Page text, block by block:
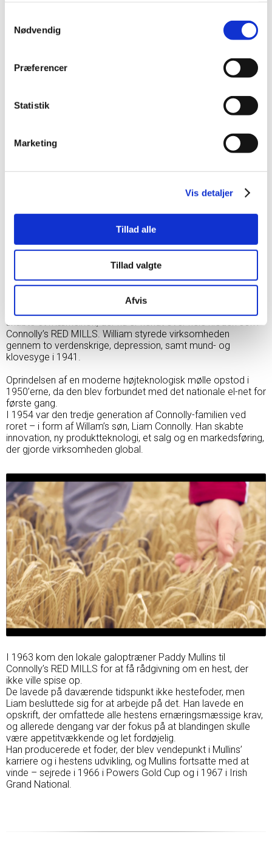
Nødvendig
Præferencer
Statistik
Marketing
Vis detaljer
Tillad alle
Tillad valgte
Afvis
Da sønnen William overtog, var der fire andre møller i
området, der alle producerede lignende produkter til det
lokale landbrugssamfund. Så for at få The Connolly's til at
skille sig ud, malede han taget på møllen rødt – og ubevidst
skabte et mærkeikon, der nu er kendt over hele kloden som
Connolly’s RED MILLS. William styrede virksomheden
gennem to verdenskrige, depression, samt mund- og
klovesyge i 1941.
Oprindelsen af en moderne højteknologisk mølle opstod i
1950’erne, da den blev forbundet med det nationale el-net for
første gang.
I 1954 var den tredje generation af Connolly-familien ved
roret – i form af Willam’s søn, Liam Connolly. Han skabte
innovation, ny produktteknologi, et salg og en markedsføring,
der gjorde virksomheden global.
I 1963 kom den lokale galoptræner Paddy Mullins til
Connolly’s RED MILLS for at få rådgivning om en hest, der
ikke ville spise op.
De lavede på daværende tidspunkt ikke hestefoder, men
Liam besluttede sig for at arbejde på det. Han lavede en
opskrift, der omfattede alle hestens ernæringsmæssige krav,
og allerede dengang var der fokus på at blandingen skulle
være appetitvækkende og let fordøjelig.
Han producerede et foder, der blev vendepunkt i Mullins’
karriere og i hestens udvikling, og Mullins fortsatte med at
vinde – sejrede i 1966 i Powers Gold Cup og i 1967 i Irish
Grand National.